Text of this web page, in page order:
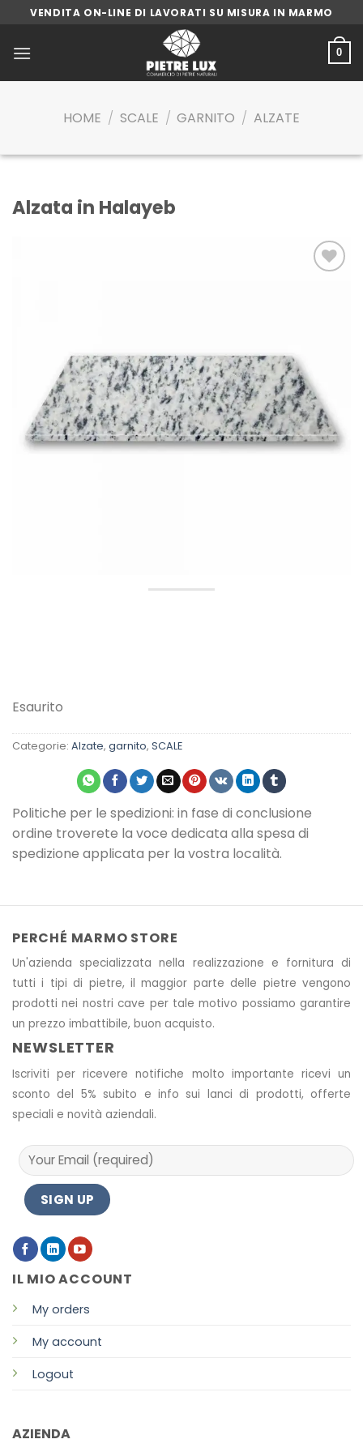
content
VENDITA ON-LINE DI LAVORATI SU MISURA IN MARMO
0
HOME / SCALE / GARNITO / ALZATE
Alzata in Halayeb
Esaurito
Categorie: Alzate, garnito, SCALE
Politiche per le spedizioni: in fase di conclusione
ordine troverete la voce dedicata alla spesa di
spedizione applicata per la vostra località.
PERCHÉ MARMO STORE
Un'azienda specializzata nella realizzazione e fornitura di
tutti i tipi di pietre, il maggior parte delle pietre vengono
prodotti nei nostri cave per tale motivo possiamo garantire
un prezzo imbattibile, buon acquisto.
IL MIO ACCOUNT
My orders
My account
Logout
AZIENDA
NEWSLETTER
Iscriviti per ricevere notifiche molto importante ricevi un
sconto del 5% subito e info sui lanci di prodotti, offerte
speciali e novità aziendali.